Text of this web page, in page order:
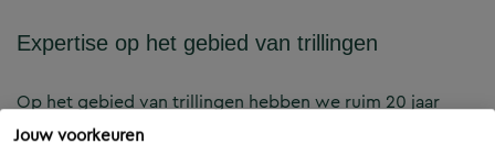
Jouw voorkeuren
Expertise op het gebied van trillingen
Op het gebied van trillingen hebben we ruim 20 jaar
ervaring. Naast onze bewezen expertise komt ons succes